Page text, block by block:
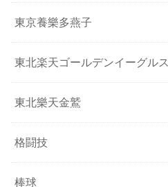
東京養樂多燕子
東北楽天ゴールデンイーグルス
東北樂天金鷲
格闘技
棒球